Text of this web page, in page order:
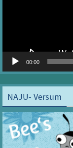
00:00
NAJU- Versum